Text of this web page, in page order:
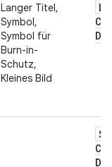
Langer Titel,
Symbol,
Symbol für
Burn-in-
Schutz,
Kleines Bild